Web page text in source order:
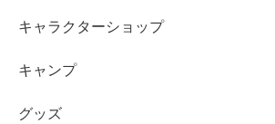
キャラクターショップ
キャンプ
グッズ